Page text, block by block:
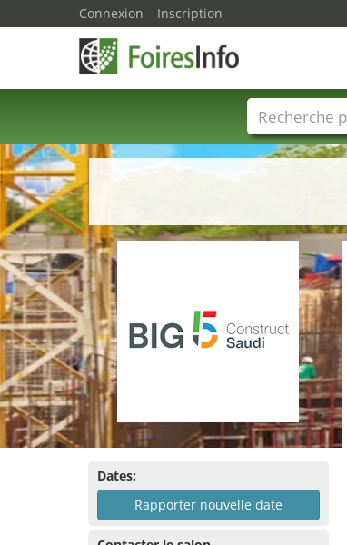
Dates:
Rapporter nouvelle date
Connexion Inscription
Foire noms